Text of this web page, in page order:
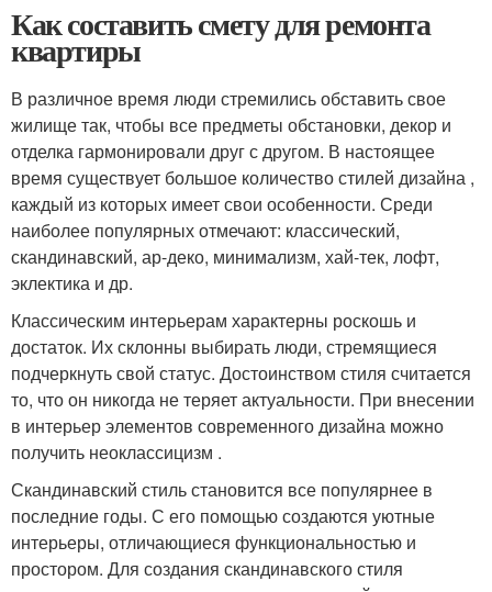
Как составить смету для ремонта
квартиры
В различное время люди стремились обставить свое
жилище так, чтобы все предметы обстановки, декор и
отделка гармонировали друг с другом. В настоящее
время существует большое количество стилей дизайна ,
каждый из которых имеет свои особенности. Среди
наиболее популярных отмечают: классический,
скандинавский, ар-деко, минимализм, хай-тек, лофт,
эклектика и др.
Классическим интерьерам характерны роскошь и
достаток. Их склонны выбирать люди, стремящиеся
подчеркнуть свой статус. Достоинством стиля считается
то, что он никогда не теряет актуальности. При внесении
в интерьер элементов современного дизайна можно
получить неоклассицизм .
Скандинавский стиль становится все популярнее в
последние годы. С его помощью создаются уютные
интерьеры, отличающиеся функциональностью и
простором. Для создания скандинавского стиля